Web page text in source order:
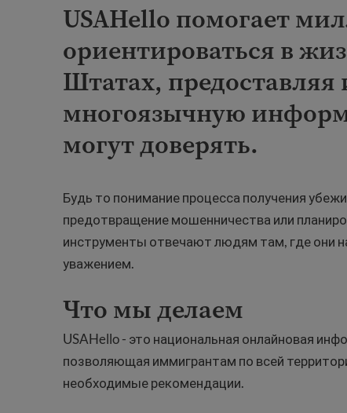
USAHello помогает
ориентироваться в
Штатах,
многоязычную
могут доверять.
Будь то понимание процесса получения
предотвращение мошенничества или
инструменты отвечают людям там, где они
уважением.
Что мы делаем
USAHello - это национальная онлайновая
позволяющая иммигрантам по всей
необходимые рекомендации.